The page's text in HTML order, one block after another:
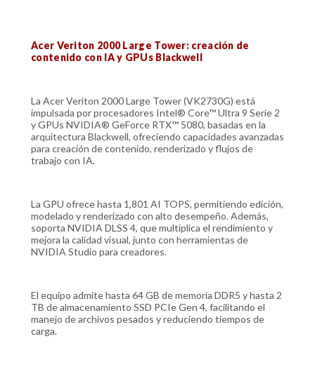
Acer Veriton 2000 Large Tower: creación de
contenido con IA y GPUs Blackwell
La Acer Veriton 2000 Large Tower (VK2730G) está
impulsada por procesadores Intel® Core™ Ultra 9 Serie 2
y GPUs NVIDIA® GeForce RTX™ 5080, basadas en la
arquitectura Blackwell, ofreciendo capacidades avanzadas
para creación de contenido, renderizado y flujos de
trabajo con IA.
La GPU ofrece hasta 1,801 AI TOPS, permitiendo edición,
modelado y renderizado con alto desempeño. Además,
soporta NVIDIA DLSS 4, que multiplica el rendimiento y
mejora la calidad visual, junto con herramientas de
NVIDIA Studio para creadores.
El equipo admite hasta 64 GB de memoria DDR5 y hasta 2
TB de almacenamiento SSD PCIe Gen 4, facilitando el
manejo de archivos pesados y reduciendo tiempos de
carga.